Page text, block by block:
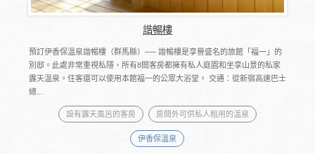
諧暢樓
預訂伊香保溫泉諧暢樓（群馬縣）── 諧暢樓是享譽盛名的旅館「福一」的
別邸。此處非常重視私隱，所有8間客房都擁有私人庭園和坐享山景的私家
露天溫泉。住客還可以使用本館福一的公眾大浴堂。 交通：從新宿高速巴士
總...
設有露天風呂的客房 房間外可供私人租用的溫泉
伊香保溫泉